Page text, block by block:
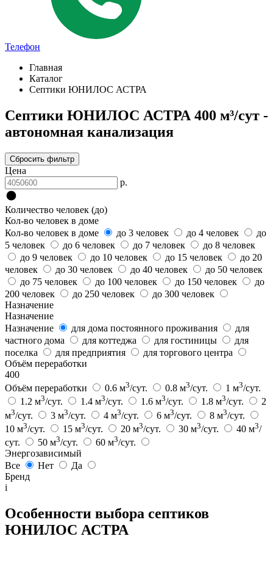
Телефон
Главная
Каталог
Септики ЮНИЛОС АСТРА
Септики ЮНИЛОС АСТРА 400 м³/сут -
автономная канализация
Сбросить фильтр
Цена
р.
Количество человек (до)
Кол-во человек в доме
Кол-во человек в доме
до 3 человек до 4 человек
до
5 человек
до 6 человек до 7 человек
до 8 человек
до 9 человек
до 10 человек до 15 человек
до 20
человек
до 30 человек до 40 человек
до 50 человек
до 75 человек
до 100 человек до 150 человек
до
200 человек
до 250 человек
до 300 человек
Назначение
Назначение
Назначение
для дома постоянного проживания
для
частного дома
для коттеджа для гостиницы
для
поселка
для предприятия
для торгового центра
Объём переработки
400
Объём переработки
0.6 м3/сут. 0.8 м3/сут. 1 м3/сут.
1.2 м3/сут. 1.4 м3/сут. 1.6 м3/сут. 1.8 м3/сут.
2
м3/сут. 3 м3/сут. 4 м3/сут. 6 м3/сут. 8 м3/сут.
10 м3/сут. 15 м3/сут. 20 м3/сут. 30 м3/сут. 40 м3/
сут.
50 м3/сут. 60 м3/сут.
Энергозависимый
Все
Нет
Да
Бренд
i
Особенности выбора септиков
ЮНИЛОС АСТРА